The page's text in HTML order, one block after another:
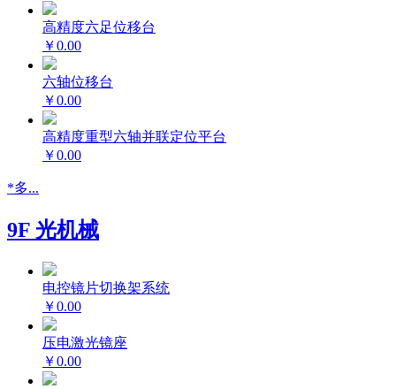
高精度六足位移台
￥0.00
六轴位移台
￥0.00
高精度重型六轴并联定位平台
￥0.00
*多...
9F 光机械
电控镜片切换架系统
￥0.00
压电激光镜座
￥0.00